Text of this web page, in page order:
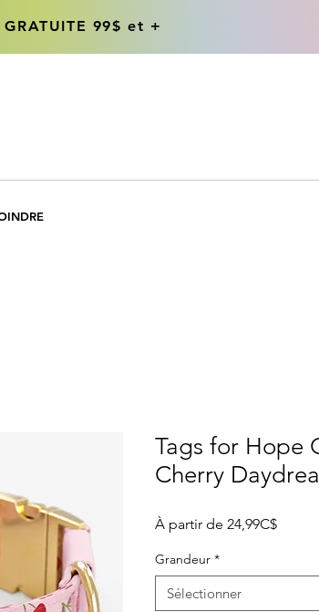
GRATUITE 99$ et +
GRATUITE 99$ et +
Tags for Hope
Cherry
À partir de 24,99C$Prix
Grandeur *
Sélectionner